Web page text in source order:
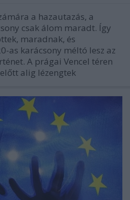
a hazautazás, a
csak álom maradt. Így
maradnak, és
as karácsony méltó lesz az
A prágai Vencel téren
alig lézengtek